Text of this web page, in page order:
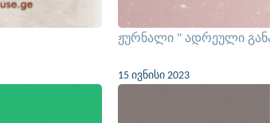
ჟურნალი " ადრეული
15 ივნისი 2023